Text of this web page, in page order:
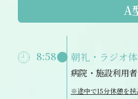
A
8:58 朝礼・ラジオ
病院・施設利用
※途中で15分休憩を挟